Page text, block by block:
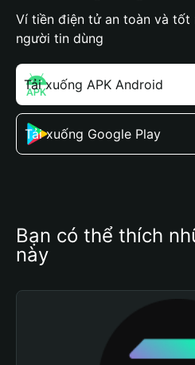
Ví tiền điện tử an toàn và tốt
người tin dùng
Tải xuống APK Android
Tải xuống Google Play
Bạn có thể thích
này